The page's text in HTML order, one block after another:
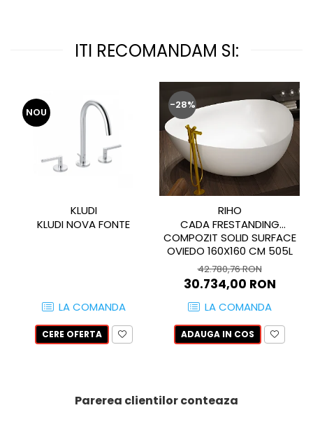
LIBERTY
LINNEAR
MAGNA
NATIVE
NEOLITICK
NEW AGE
ITI RECOMANDAM SI:
NOU
KLUDI
KLUDI NOVA FONTE
LA COMANDA
CERE OFERTA
-28%
RIHO
CADA FRESTANDING
COMPOZIT SOLID SURFACE
OVIEDO 160X160 CM 505L
42.780,76 RON
30.734,00 RON
LA COMANDA
ADAUGA IN COS
Parerea clientilor conteaza